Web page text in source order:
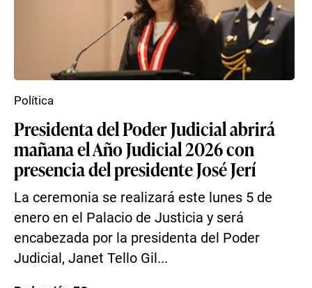
Presidenta del Poder Judicial abrirá
mañana el Año Judicial 2026 con
presencia del presidente José Jerí
La ceremonia se realizará este lunes 5 de
enero en el Palacio de Justicia y será
encabezada por la presidenta del Poder
Judicial, Janet Tello Gil...
Política